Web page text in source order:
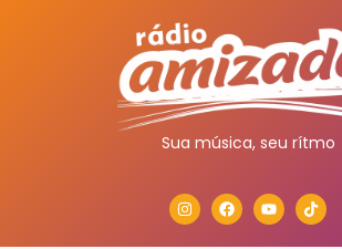
Sua música, seu rítmo